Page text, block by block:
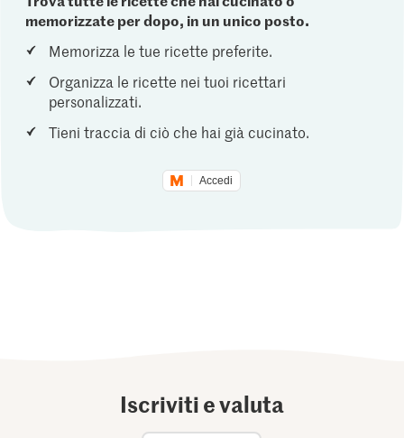
memorizzate per dopo, in un unico posto.
Memorizza le tue ricette preferite.
Organizza le ricette nei tuoi ricettari
personalizzati.
Tieni traccia di ciò che hai già cucinato.
Accedi
Iscriviti e valuta